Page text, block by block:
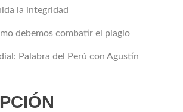
la integridad
debemos combatir el plagio
Palabra del Perú con Agustín